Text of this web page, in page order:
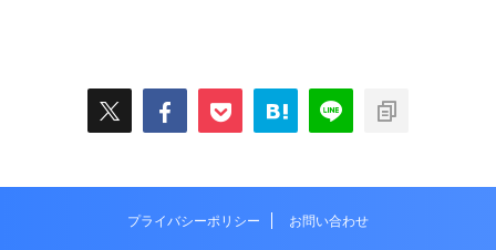
プライバシーポリシー お問い合わせ